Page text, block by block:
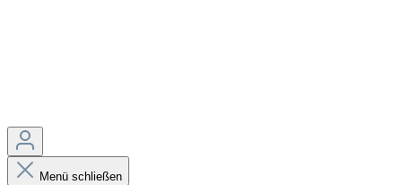
Menü schließen